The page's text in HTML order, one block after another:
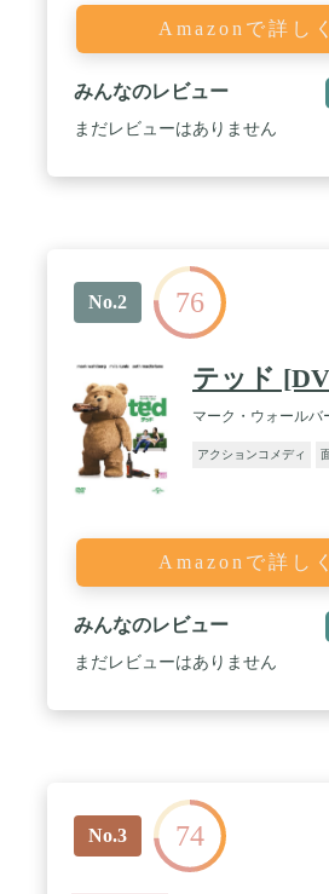
Amazonで詳し
みんなのレビュー
まだレビューはありません
No.2 76
テッド
マーク・ウォールバ
アクションコメディ
Amazonで詳し
みんなのレビュー
まだレビューはありません
No.3 74